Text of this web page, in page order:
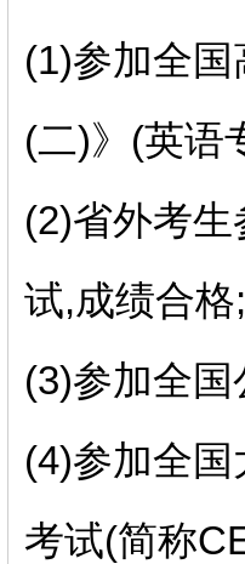
(1)参加全
(二)》(英语
(2)省外考
试,成绩合格;
(3)参加全
(4)参加全
考试(简称